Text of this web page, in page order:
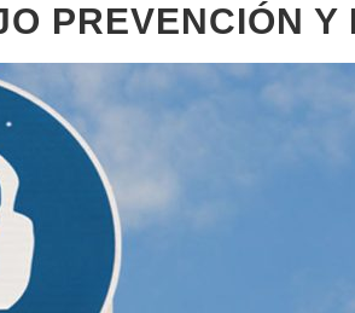
PREVENCIÓN Y